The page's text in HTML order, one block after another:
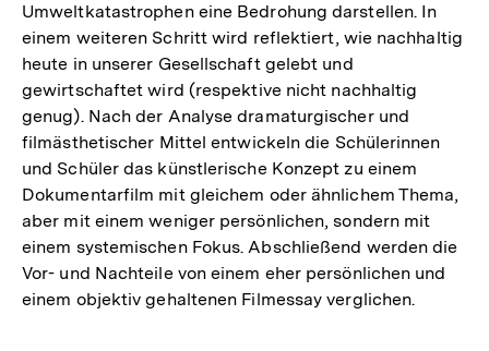
Umweltkatastrophen eine Bedrohung darstellen. In
einem weiteren Schritt wird reflektiert, wie nachhaltig
heute in unserer Gesellschaft gelebt und
gewirtschaftet wird (respektive nicht nachhaltig
genug). Nach der Analyse dramaturgischer und
filmästhetischer Mittel entwickeln die Schülerinnen
und Schüler das künstlerische Konzept zu einem
Dokumentarfilm mit gleichem oder ähnlichem Thema,
aber mit einem weniger persönlichen, sondern mit
einem systemischen Fokus. Abschließend werden die
Vor- und Nachteile von einem eher persönlichen und
einem objektiv gehaltenen Filmessay verglichen.